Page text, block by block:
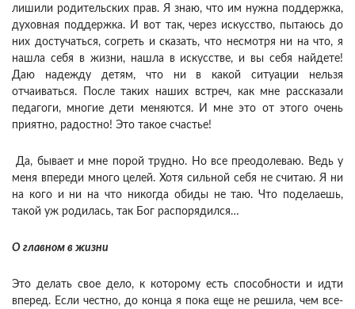
лишили родительских прав. Я знаю, что им нужна поддержка,
духовная поддержка. И вот так, через искусство, пытаюсь до
них достучаться, согреть и сказать, что несмотря ни на что, я
нашла себя в жизни, нашла в искусстве, и вы себя найдете!
Даю надежду детям, что ни в какой ситуации нельзя
отчаиваться. После таких наших встреч, как мне рассказали
педагоги, многие дети меняются. И мне это от этого очень
приятно, радостно! Это такое счастье!
Да, бывает и мне порой трудно. Но все преодолеваю. Ведь у
меня впереди много целей. Хотя сильной себя не считаю. Я ни
на кого и ни на что никогда обиды не таю. Что поделаешь,
такой уж родилась, так Бог распорядился…
О главном в жизни
Это делать свое дело, к которому есть способности и идти
вперед. Если честно, до конца я пока еще не решила, чем все-